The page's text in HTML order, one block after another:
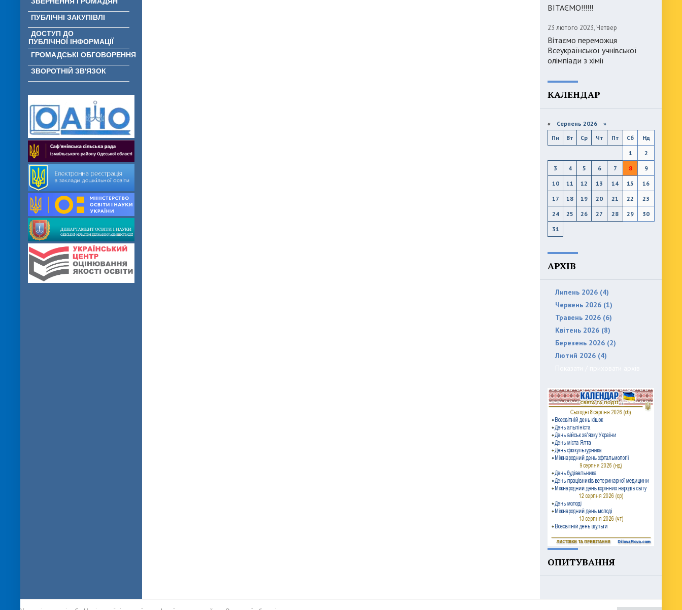
ПУБЛІЧНІ ЗАКУПІВЛІ
ДОСТУП ДО
ПУБЛІЧНОЇ ІНФОРМАЦІЇ
ГРОМАДСЬКІ ОБГОВОРЕННЯ
ЗВОРОТНІЙ ЗВ'ЯЗОК
ВІТАЄМО!!!!!!
23 лютого 2023, Четвер
Вітаємо переможця
Всеукраїнської учнівської
олімпіади з хімії
КАЛЕНДАР
« Серпень 2026 »
Пн
Вт Ср Чт Пт Сб
Нд
1
2
3
4 5 6 7 8
9
10
11 12 13 14 15
16
17
18 19 20 21 22
23
24
25 26 27 28 29
30
31
АРХІВ
Липень 2026 (4)
Червень 2026 (1)
Травень 2026 (6)
Квітень 2026 (8)
Березень 2026 (2)
Лютий 2026 (4)
ОПИТУВАННЯ